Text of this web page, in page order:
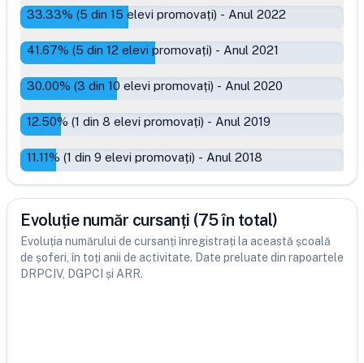
33.33% (5 din 15 elevi promovați) - Anul 2022
41.67% (5 din 12 elevi promovați) - Anul 2021
30.00% (3 din 10 elevi promovați) - Anul 2020
12.50% (1 din 8 elevi promovați) - Anul 2019
11.11% (1 din 9 elevi promovați) - Anul 2018
Evoluție număr cursanți (75 în total)
Evoluția numărului de cursanți înregistrați la această școală
de șoferi, în toți anii de activitate. Date preluate din rapoartele
DRPCIV, DGPCI și ARR.